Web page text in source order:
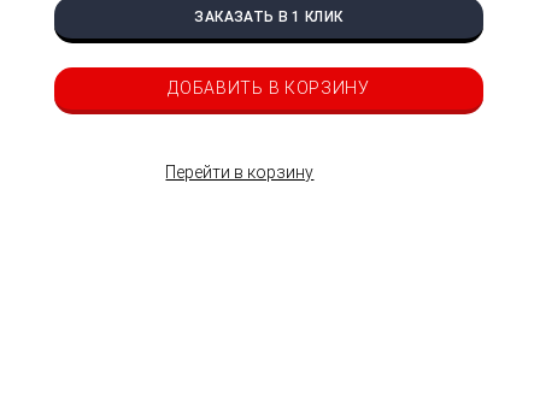
ЗАКАЗАТЬ В 1 КЛИК
ДОБАВИТЬ В КОРЗИНУ
Перейти в корзину